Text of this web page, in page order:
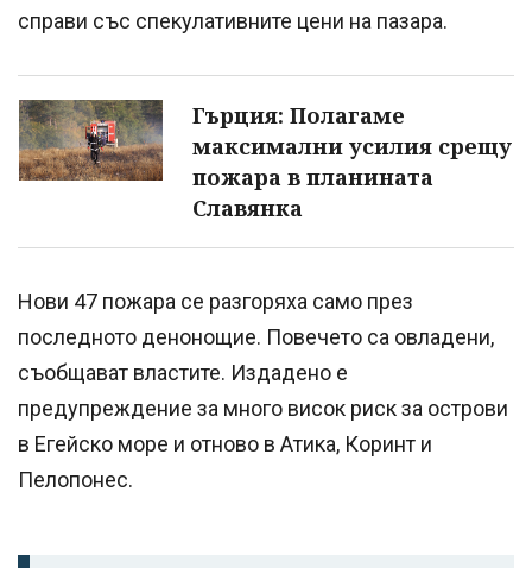
справи със спекулативните цени на пазара.
Гърция: Полагаме
максимални усилия срещу
пожара в планината
Славянка
Нови 47 пожара се разгоряха само през
последното денонощие. Повечето са овладени,
съобщават властите. Издадено е
предупреждение за много висок риск за острови
в Егейско море и отново в Атика, Коринт и
Пелопонес.